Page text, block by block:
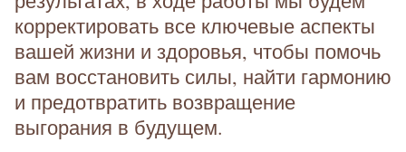
корректировать все ключевые аспекты
вашей жизни и здоровья, чтобы помочь
вам восстановить силы, найти гармонию
и предотвратить возвращение
выгорания в будущем.